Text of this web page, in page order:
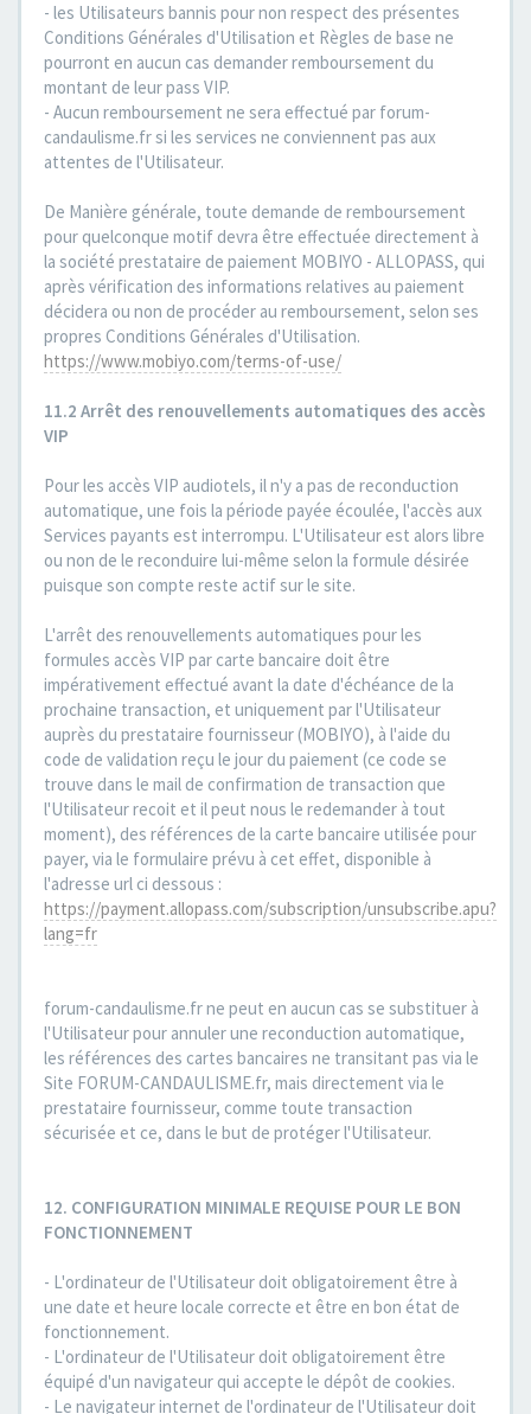
- les Utilisateurs bannis pour non respect des présentes
Conditions Générales d'Utilisation et Règles de base ne
pourront en aucun cas demander remboursement du
montant de leur pass VIP.
- Aucun remboursement ne sera effectué par forum-
candaulisme.fr si les services ne conviennent pas aux
attentes de l'Utilisateur.
De Manière générale, toute demande de remboursement
pour quelconque motif devra être effectuée directement à
la société prestataire de paiement MOBIYO - ALLOPASS, qui
après vérification des informations relatives au paiement
décidera ou non de procéder au remboursement, selon ses
propres Conditions Générales d'Utilisation.
https://www.mobiyo.com/terms-of-use/
11.2 Arrêt des renouvellements automatiques des accès
VIP
Pour les accès VIP audiotels, il n'y a pas de reconduction
automatique, une fois la période payée écoulée, l'accès aux
Services payants est interrompu. L'Utilisateur est alors libre
ou non de le reconduire lui-même selon la formule désirée
puisque son compte reste actif sur le site.
L'arrêt des renouvellements automatiques pour les
formules accès VIP par carte bancaire doit être
impérativement effectué avant la date d'échéance de la
prochaine transaction, et uniquement par l'Utilisateur
auprès du prestataire fournisseur (MOBIYO), à l'aide du
code de validation reçu le jour du paiement (ce code se
trouve dans le mail de confirmation de transaction que
l'Utilisateur recoit et il peut nous le redemander à tout
moment), des références de la carte bancaire utilisée pour
payer, via le formulaire prévu à cet effet, disponible à
l'adresse url ci dessous :
https://payment.allopass.com/subscription/unsubscribe.apu?
lang=fr
forum-candaulisme.fr ne peut en aucun cas se substituer à
l'Utilisateur pour annuler une reconduction automatique,
les références des cartes bancaires ne transitant pas via le
Site FORUM-CANDAULISME.fr, mais directement via le
prestataire fournisseur, comme toute transaction
sécurisée et ce, dans le but de protéger l'Utilisateur.
12. CONFIGURATION MINIMALE REQUISE POUR LE BON
FONCTIONNEMENT
- L'ordinateur de l'Utilisateur doit obligatoirement être à
une date et heure locale correcte et être en bon état de
fonctionnement.
- L'ordinateur de l'Utilisateur doit obligatoirement être
équipé d'un navigateur qui accepte le dépôt de cookies.
- Le navigateur internet de l'ordinateur de l'Utilisateur doit